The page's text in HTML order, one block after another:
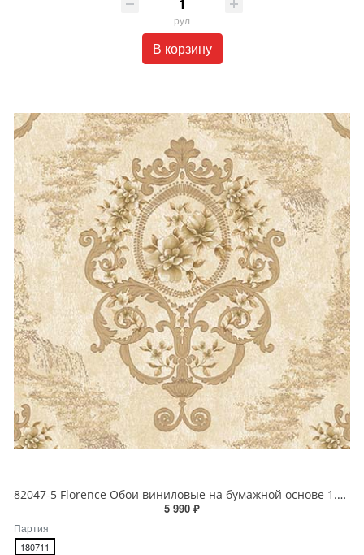
рул
В корзину
82047-5 Florence Обои виниловые на бумажной основе 1.06*15.6
5 990 ₽
Партия
180711